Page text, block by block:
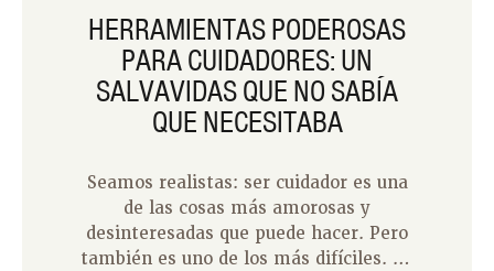
HERRAMIENTAS PODEROSAS
PARA CUIDADORES: UN
SALVAVIDAS QUE NO SABÍA
QUE NECESITABA
Seamos realistas: ser cuidador es una
de las cosas más amorosas y
desinteresadas que puede hacer. Pero
también es uno de los más difíciles. Ya